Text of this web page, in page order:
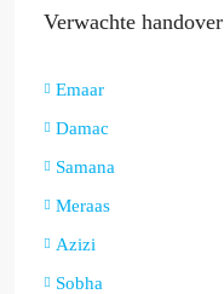
Verwachte handover
Emaar
Damac
Samana
Meraas
Azizi
Sobha